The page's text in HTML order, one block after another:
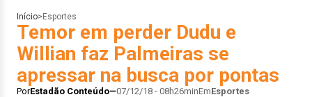
Início> Esportes
Temor em perder Dudu e
Willian faz Palmeiras se
apressar na busca por pontas
PorEstadão Conteúdo 07/12/18 - 08h26minEmEsportes